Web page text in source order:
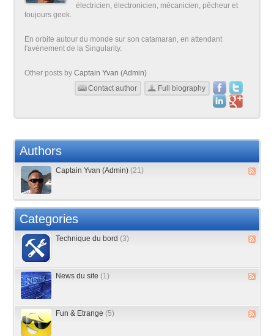
électricien, électronicien, mécanicien, pêcheur et
toujours geek.
En orbite autour du monde sur son catamaran, en attendant
l'avènement de la Singularity.
Other posts byCaptain Yvan (Admin)
Contact author
Full biography
Authors
Captain Yvan (Admin) (21)
Categories
Technique du bord (3)
News du site (1)
Fun & Etrange (5)